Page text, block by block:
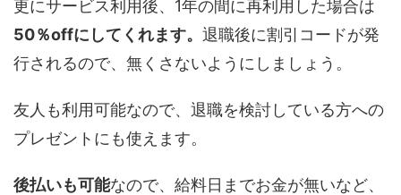
更にサービス利用後、1年の間に再利用した場合は
50％offにしてくれます。 退職後に割引コードが発
行されるので、無くさないようにしましょう。
友人も利用可能なので、退職を検討している方への
プレゼントにも使えます。
後払いも可能なので、給料日までお金が無いなど、